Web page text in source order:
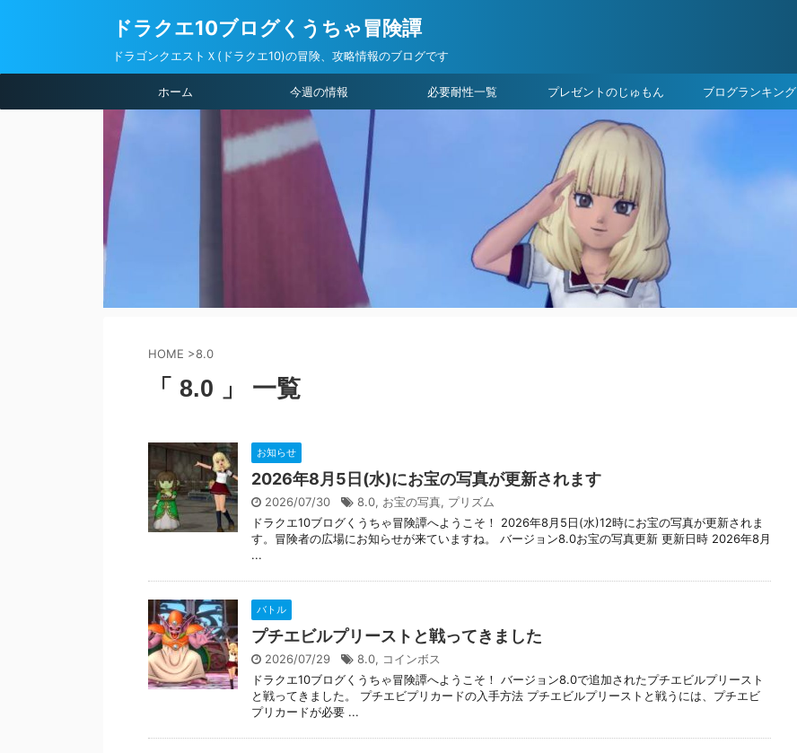
ドラクエ10ブログくうちゃ冒険譚
ドラゴンクエストＸ(ドラクエ10)の冒険、攻略情報のブログです
ホーム 今週の情報 必要耐性一覧 プレゼントのじゅもん ブログランキング
HOME >8.0
「 8.0 」 一覧
お知らせ
2026年8月5日(水)にお宝の写真が更新されます
2026/07/30 8.0, お宝の写真, プリズム
ドラクエ10ブログくうちゃ冒険譚へようこそ！ 2026年8月5日(水)12時にお宝の写真が更新されま
す。冒険者の広場にお知らせが来ていますね。 バージョン8.0お宝の写真更新 更新日時 2026年8月
...
バトル
プチエビルプリーストと戦ってきました
2026/07/29 8.0, コインボス
ドラクエ10ブログくうちゃ冒険譚へようこそ！ バージョン8.0で追加されたプチエビルプリースト
と戦ってきました。 プチエビプリカードの入手方法 プチエビルプリーストと戦うには、プチエビ
プリカードが必要 ...